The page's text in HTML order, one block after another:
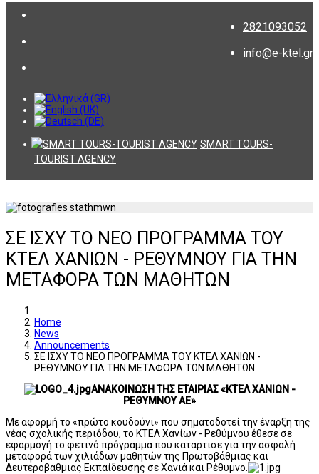
2821093052
info@e-ktel.gr
SMART TOURS-
TOURIST AGENCY
ΣΕ ΙΣΧΥ ΤΟ ΝΕΟ ΠΡΟΓΡΑΜΜΑ ΤΟΥ
ΚΤΕΛ ΧΑΝΙΩΝ - ΡΕΘΥΜΝΟΥ ΓΙΑ ΤΗΝ
ΜΕΤΑΦΟΡΑ ΤΩΝ ΜΑΘΗΤΩΝ
Home
News
Announcements
ΣΕ ΙΣΧΥ ΤΟ ΝΕΟ ΠΡΟΓΡΑΜΜΑ ΤΟΥ ΚΤΕΛ ΧΑΝΙΩΝ -
ΡΕΘΥΜΝΟΥ ΓΙΑ ΤΗΝ ΜΕΤΑΦΟΡΑ ΤΩΝ ΜΑΘΗΤΩΝ
ΑΝΑΚΟΙΝΩΣΗ ΤΗΣ ΕΤΑΙΡΙΑΣ «ΚΤΕΛ ΧΑΝΙΩΝ -
ΡΕΘΥΜΝΟΥ ΑΕ»
Με αφορμή το «πρώτο κουδούνι» που σηματοδοτεί την έναρξη της
νέας σχολικής περιόδου, το ΚΤΕΛ Χανίων - Ρεθύμνου έθεσε σε
εφαρμογή το φετινό πρόγραμμα που κατάρτισε για την ασφαλή
μεταφορά των χιλιάδων μαθητών της Πρωτοβάθμιας και
Δευτεροβάθμιας Εκπαίδευσης σε Χανιά και Ρέθυμνο.